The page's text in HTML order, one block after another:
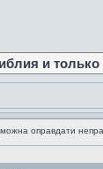
и
оправдати